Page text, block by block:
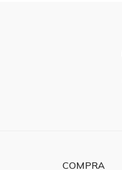
COMPRA